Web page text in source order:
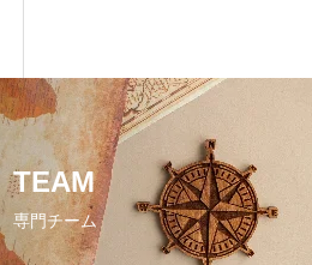
TEAM
専門チーム